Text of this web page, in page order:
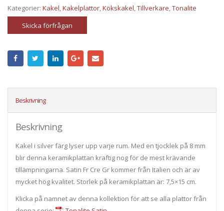
Kategorier: Kakel,Kakelplattor,Kökskakel,Tillverkare,Tonalite
Skicka förfrågan
Beskrivning
Beskrivning
Kakel i silver färg lyser upp varje rum. Med en tjocklek på 8 mm
blir denna keramikplattan kraftig nog för de mest krävande
tillämpningarna. Satin Fr Cre Gr kommer från Italien och är av
mycket hög kvalitet. Storlek på keramikplattan är: 7,5×15 cm.
Klicka på namnet av denna kollektion för att se alla plattor från